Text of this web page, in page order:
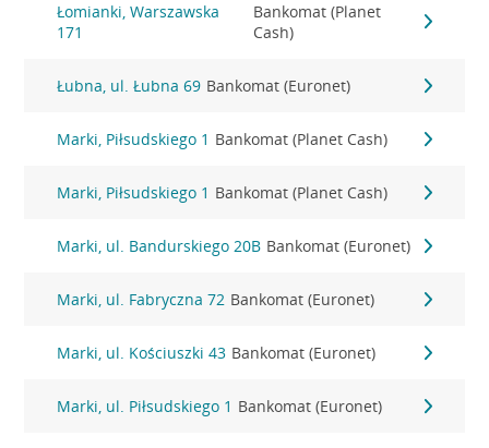
Łomianki, Warszawska
171
Bankomat (Planet
Cash)
Łubna, ul. Łubna 69 Bankomat (Euronet)
Marki, Piłsudskiego 1 Bankomat (Planet Cash)
Marki, Piłsudskiego 1 Bankomat (Planet Cash)
Marki, ul. Bandurskiego 20B Bankomat (Euronet)
Marki, ul. Fabryczna 72 Bankomat (Euronet)
Marki, ul. Kościuszki 43 Bankomat (Euronet)
Marki, ul. Piłsudskiego 1 Bankomat (Euronet)